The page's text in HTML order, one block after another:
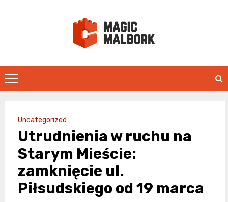
Uncategorized
Utrudnienia w ruchu na
Starym Mieście:
zamknięcie ul.
Piłsudskiego od 19 marca